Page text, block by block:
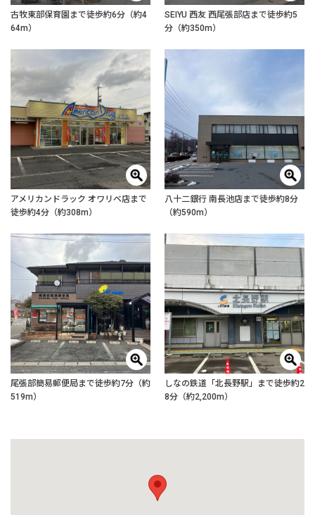
古牧東部保育園まで徒歩約6分（約4
64m）
SEIYU 西友 西尾張部店まで徒歩約5
分（約350m）
アメリカンドラック オワリベ店まで
徒歩約4分（約308m）
八十二銀行 南長池店まで徒歩約8分
（約590m）
尾張部簡易郵便局まで徒歩約7分（約
519m）
しなの鉄道「北長野駅」まで徒歩約2
8分（約2,200m）